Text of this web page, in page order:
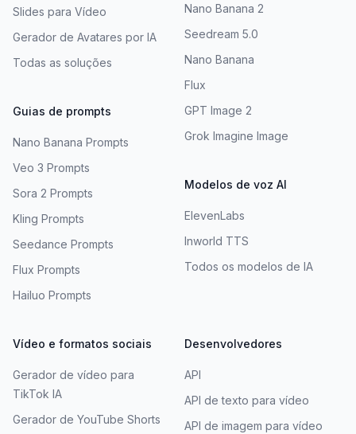
Slides para Vídeo
Gerador de Avatares por IA
Todas as soluções
Guias de prompts
Nano Banana Prompts
Veo 3 Prompts
Sora 2 Prompts
Kling Prompts
Seedance Prompts
Flux Prompts
Hailuo Prompts
Nano Banana 2
Seedream 5.0
Nano Banana
Flux
GPT Image 2
Grok Imagine Image
Modelos de voz AI
ElevenLabs
Inworld TTS
Todos os modelos de IA
Vídeo e formatos sociais
Gerador de vídeo para
TikTok IA
Gerador de YouTube Shorts
Desenvolvedores
API
API de texto para vídeo
API de imagem para vídeo